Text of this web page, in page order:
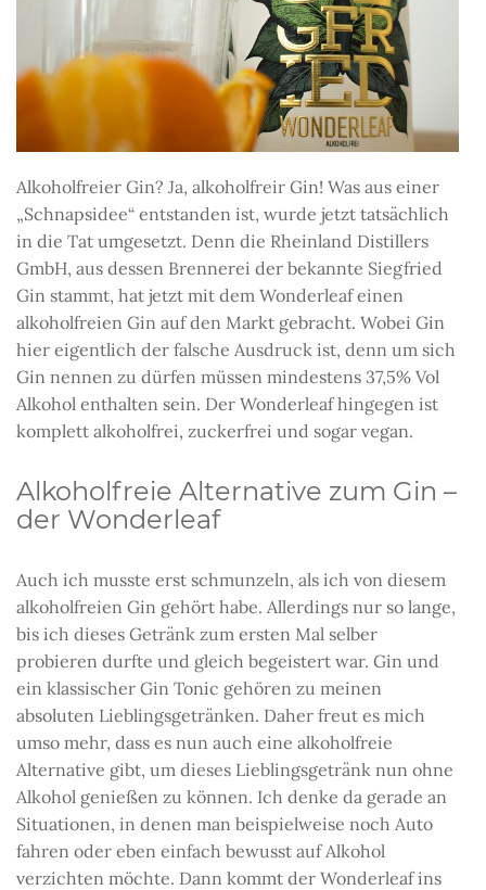
Alkoholfreier Gin? Ja, alkoholfreir Gin! Was aus einer
„Schnapsidee“ entstanden ist, wurde jetzt tatsächlich
in die Tat umgesetzt. Denn die Rheinland Distillers
GmbH, aus dessen Brennerei der bekannte Siegfried
Gin stammt, hat jetzt mit dem Wonderleaf einen
alkoholfreien Gin auf den Markt gebracht. Wobei Gin
hier eigentlich der falsche Ausdruck ist, denn um sich
Gin nennen zu dürfen müssen mindestens 37,5% Vol
Alkohol enthalten sein. Der Wonderleaf hingegen ist
komplett alkoholfrei, zuckerfrei und sogar vegan.
Alkoholfreie Alternative zum Gin –
der Wonderleaf
Auch ich musste erst schmunzeln, als ich von diesem
alkoholfreien Gin gehört habe. Allerdings nur so lange,
bis ich dieses Getränk zum ersten Mal selber
probieren durfte und gleich begeistert war. Gin und
ein klassischer Gin Tonic gehören zu meinen
absoluten Lieblingsgetränken. Daher freut es mich
umso mehr, dass es nun auch eine alkoholfreie
Alternative gibt, um dieses Lieblingsgetränk nun ohne
Alkohol genießen zu können. Ich denke da gerade an
Situationen, in denen man beispielweise noch Auto
fahren oder eben einfach bewusst auf Alkohol
verzichten möchte. Dann kommt der Wonderleaf ins